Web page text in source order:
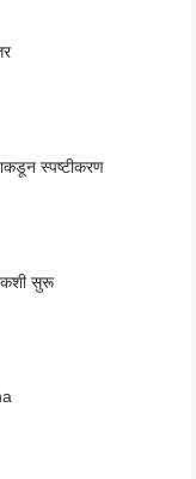
स्पष्टीकरण
सुरू